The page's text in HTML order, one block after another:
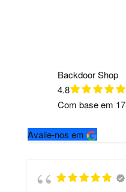
Backdoor Shop
4.8
Com base em
Avalie-nos em